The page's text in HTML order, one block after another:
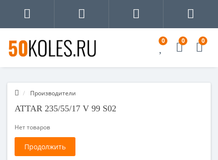
0 0 0
Производители
ATTAR 235/55/17 V 99 S02
Нет товаров
Продолжить